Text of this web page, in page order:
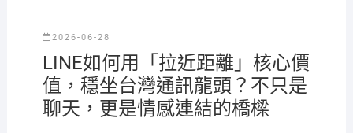
2026-06-28
LINE如何用「拉近距離」核心價
值，穩坐台灣通訊龍頭？不只是
聊天，更是情感連結的橋樑